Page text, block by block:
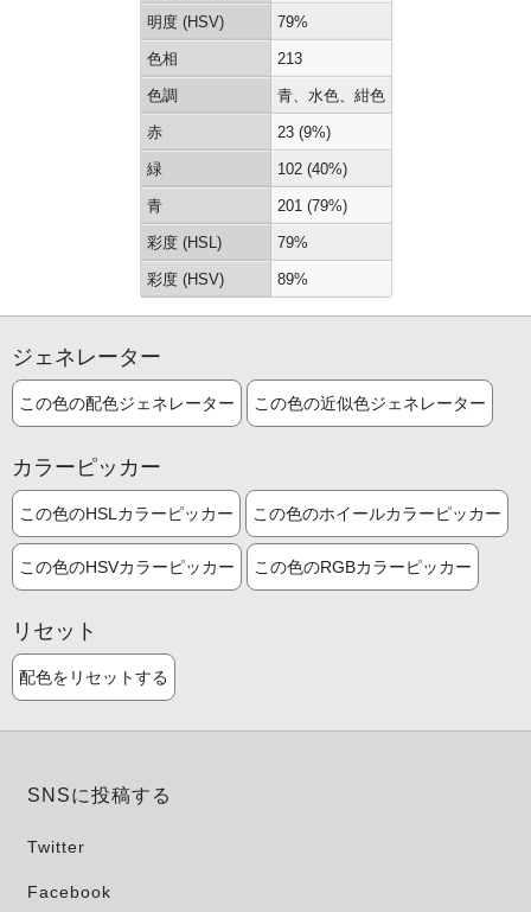
明度 (HSV) 79%
色相 213
色調 青、水色、紺色
赤 23 (9%)
緑 102 (40%)
青 201 (79%)
彩度 (HSL) 79%
彩度 (HSV) 89%
ジェネレーター
この色の配色ジェネレーター この色の近似色ジェネレーター
カラーピッカー
この色のHSLカラーピッカー この色のホイールカラーピッカー
この色のHSVカラーピッカー この色のRGBカラーピッカー
リセット
配色をリセットする
SNSに投稿する
Twitter
Facebook